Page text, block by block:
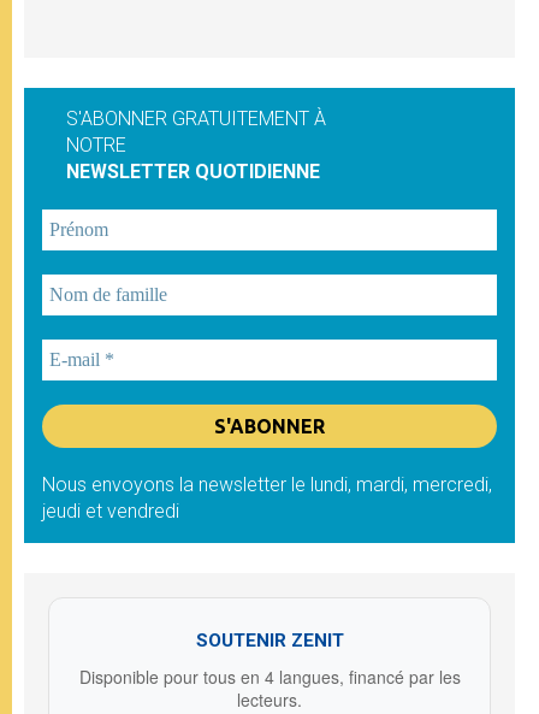
S'ABONNER GRATUITEMENT À
NOTRE
NEWSLETTER QUOTIDIENNE
Nous envoyons la newsletter le lundi, mardi, mercredi,
jeudi et vendredi
SOUTENIR ZENIT
Disponible pour tous en 4 langues, financé par les
lecteurs.